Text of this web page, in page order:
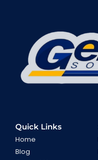
Quick Links
Home
Blog